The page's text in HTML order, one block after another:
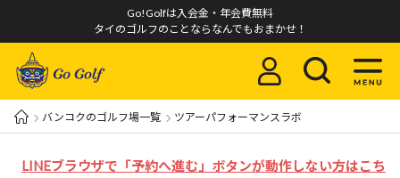
Go!Golfは入会金・年会費無料
タイのゴルフのことならなんでもおまかせ！
バンコクのゴルフ場一覧 ツアーパフォーマンスラボ
LINEブラウザで「予約へ進む」ボタンが動作しない方はこち